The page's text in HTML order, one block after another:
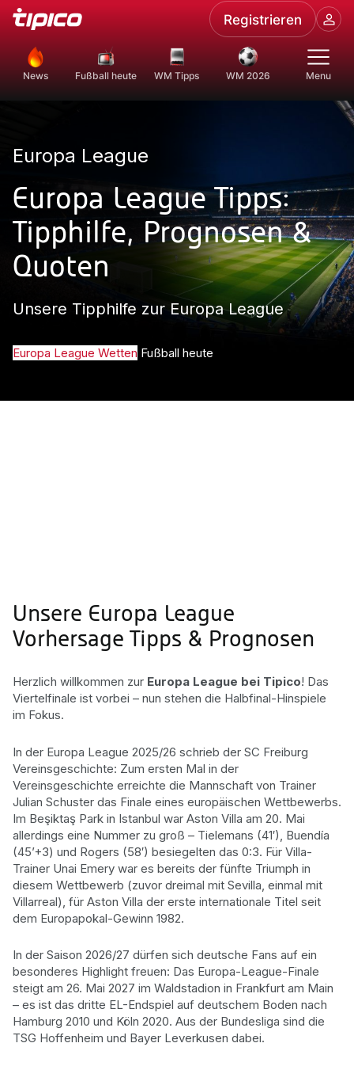
Registrieren
News Fußball heute WM Tipps WM 2026 Menu
Europa League
Europa League Tipps:
Tipphilfe, Prognosen &
Quoten
Unsere Tipphilfe zur Europa League
Europa League Wetten Fußball heute
Unsere Europa League
Vorhersage Tipps & Prognosen
Herzlich willkommen zur Europa League bei Tipico! Das
Viertelfinale ist vorbei – nun stehen die Halbfinal-Hinspiele
im Fokus.
In der Europa League 2025/26 schrieb der SC Freiburg
Vereinsgeschichte: Zum ersten Mal in der
Vereinsgeschichte erreichte die Mannschaft von Trainer
Julian Schuster das Finale eines europäischen Wettbewerbs.
Im Beşiktaş Park in Istanbul war Aston Villa am 20. Mai
allerdings eine Nummer zu groß – Tielemans (41′), Buendía
(45’+3) und Rogers (58′) besiegelten das 0:3. Für Villa-
Trainer Unai Emery war es bereits der fünfte Triumph in
diesem Wettbewerb (zuvor dreimal mit Sevilla, einmal mit
Villarreal), für Aston Villa der erste internationale Titel seit
dem Europapokal-Gewinn 1982.
In der Saison 2026/27 dürfen sich deutsche Fans auf ein
besonderes Highlight freuen: Das Europa-League-Finale
steigt am 26. Mai 2027 im Waldstadion in Frankfurt am Main
– es ist das dritte EL-Endspiel auf deutschem Boden nach
Hamburg 2010 und Köln 2020. Aus der Bundesliga sind die
TSG Hoffenheim und Bayer Leverkusen dabei.